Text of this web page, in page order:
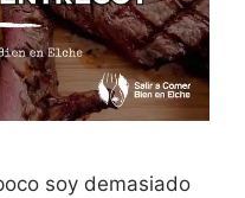
soy demasiado